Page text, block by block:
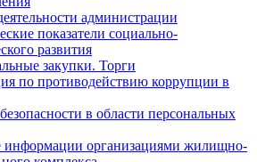
администрации
показатели социально-
развития
закупки. Торги
по противодействию коррупции в
в области персональных
информации организациями жилищно-